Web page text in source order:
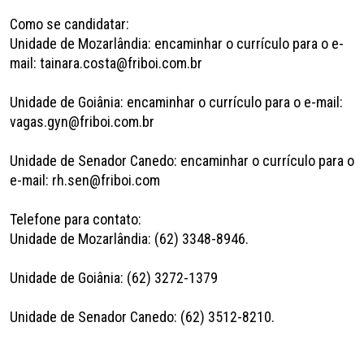
Como se candidatar:
Unidade de Mozarlândia: encaminhar o currículo para o e-
mail: tainara.costa@friboi.com.br
Unidade de Goiânia: encaminhar o currículo para o e-mail:
vagas.gyn@friboi.com.br
Unidade de Senador Canedo: encaminhar o currículo para o
e-mail: rh.sen@friboi.com
Telefone para contato:
Unidade de Mozarlândia: (62) 3348-8946.
Unidade de Goiânia: (62) 3272-1379
Unidade de Senador Canedo: (62) 3512-8210.